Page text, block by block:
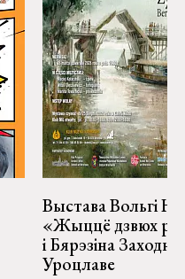
Выстава Вольгі
«Жыццё дзвюх
і Бярэзіна
Уроцлаве